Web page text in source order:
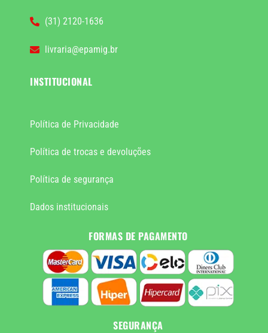
(31) 2120-1636
livraria@epamig.br
INSTITUCIONAL
Política de Privacidade
Política de trocas e devoluções
Política de segurança
Dados institucionais
FORMAS DE PAGAMENTO
SEGURANÇA